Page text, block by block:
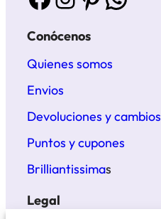
Conócenos
Quienes somos
Envios
Devoluciones y cambios
Puntos y cupones
Brilliantissimas
Legal